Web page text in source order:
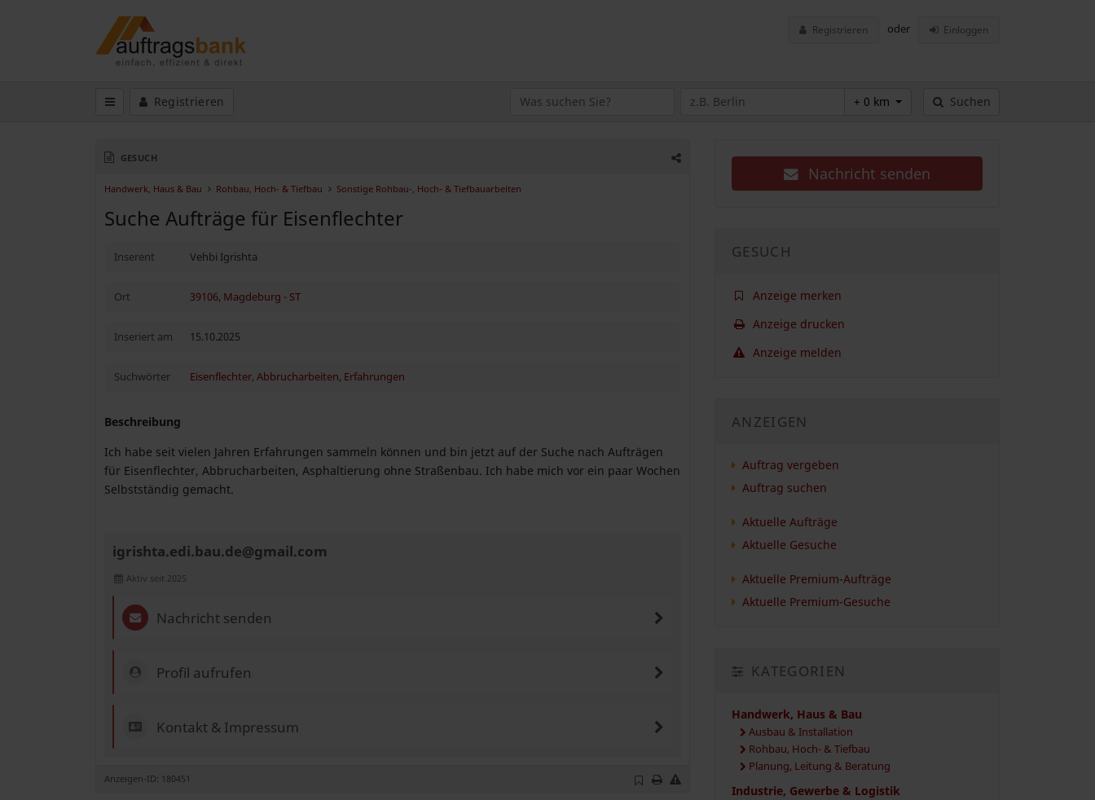
Registrieren oder Einloggen
Registrieren + 0 km Suchen
GESUCH
Handwerk, Haus & Bau Rohbau, Hoch- & Tiefbau Sonstige Rohbau-, Hoch- & Tiefbauarbeiten
Suche Aufträge für Eisenflechter
Inserent Vehbi Igrishta
Ort 39106, Magdeburg - ST
Inseriert am 15.10.2025
Suchwörter Eisenflechter, Abbrucharbeiten, Erfahrungen
Beschreibung
Ich habe seit vielen Jahren Erfahrungen sammeln können und bin jetzt auf der Suche nach Aufträgen
für Eisenflechter, Abbrucharbeiten, Asphaltierung ohne Straßenbau. Ich habe mich vor ein paar Wochen
Selbstständig gemacht.
igrishta.edi.bau.de@gmail.com
Aktiv seit 2025
Nachricht senden
Profil aufrufen
Kontakt & Impressum
Anzeigen-ID: 180451
Nachricht senden
GESUCH
Anzeige merken
Anzeige drucken
Anzeige melden
ANZEIGEN
Auftrag vergeben
Auftrag suchen
Aktuelle Aufträge
Aktuelle Gesuche
Aktuelle Premium-Aufträge
Aktuelle Premium-Gesuche
KATEGORIEN
Handwerk, Haus & Bau
Ausbau & Installation
Rohbau, Hoch- & Tiefbau
Planung, Leitung & Beratung
Industrie, Gewerbe & Logistik